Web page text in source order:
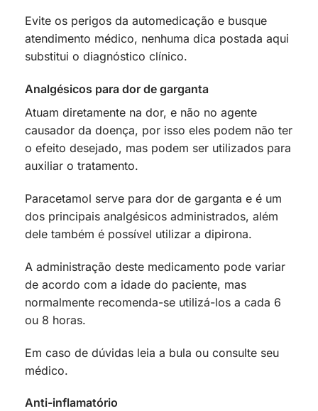
Evite os perigos da automedicação e busque
atendimento médico, nenhuma dica postada aqui
substitui o diagnóstico clínico.
Analgésicos para dor de garganta
Atuam diretamente na dor, e não no agente
causador da doença, por isso eles podem não ter
o efeito desejado, mas podem ser utilizados para
auxiliar o tratamento.
Paracetamol serve para dor de garganta e é um
dos principais analgésicos administrados, além
dele também é possível utilizar a dipirona.
A administração deste medicamento pode variar
de acordo com a idade do paciente, mas
normalmente recomenda-se utilizá-los a cada 6
ou 8 horas.
Em caso de dúvidas leia a bula ou consulte seu
médico.
Anti-inflamatório